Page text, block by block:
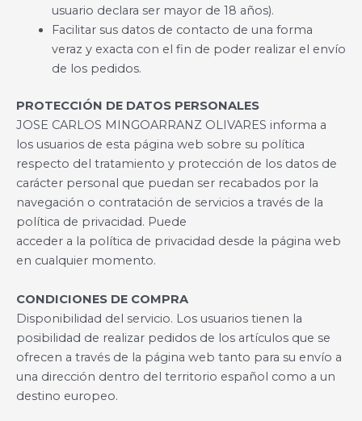
usuario declara ser mayor de 18 años).
Facilitar sus datos de contacto de una forma
veraz y exacta con el fin de poder realizar el envío
de los pedidos.
PROTECCIÓN DE DATOS PERSONALES
JOSE CARLOS MINGOARRANZ OLIVARES informa a
los usuarios de esta página web sobre su política
respecto del tratamiento y protección de los datos de
carácter personal que puedan ser recabados por la
navegación o contratación de servicios a través de la
política de privacidad. Puede
acceder a la política de privacidad desde la página web
en cualquier momento.
CONDICIONES DE COMPRA
Disponibilidad del servicio. Los usuarios tienen la
posibilidad de realizar pedidos de los artículos que se
ofrecen a través de la página web tanto para su envío a
una dirección dentro del territorio español como a un
destino europeo.